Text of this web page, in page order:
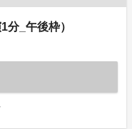
分_午後枠）